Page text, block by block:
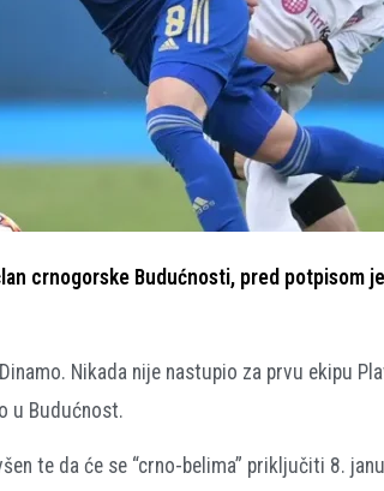
crnogorske Budućnosti, pred potpisom
Nikada nije nastupio za prvu ekipu
u Budućnost.
te da će se “crno-belima” priključiti 8.